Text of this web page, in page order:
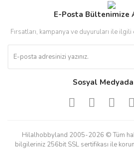
E-Posta Bültenimize
Fırsatları, kampanya ve duyuruları ile
Sosyal
Hilalhobbyland 2005-2026 © Tüm
bilgileriniz 256bit SSL sertifikası ile